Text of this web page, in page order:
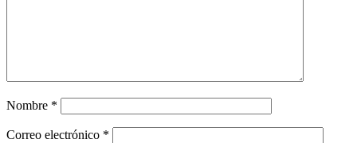
Nombre *
Correo electrónico *